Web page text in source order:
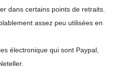
dans certains points de retraits.
assez peu utilisées en
électronique qui sont Paypal,